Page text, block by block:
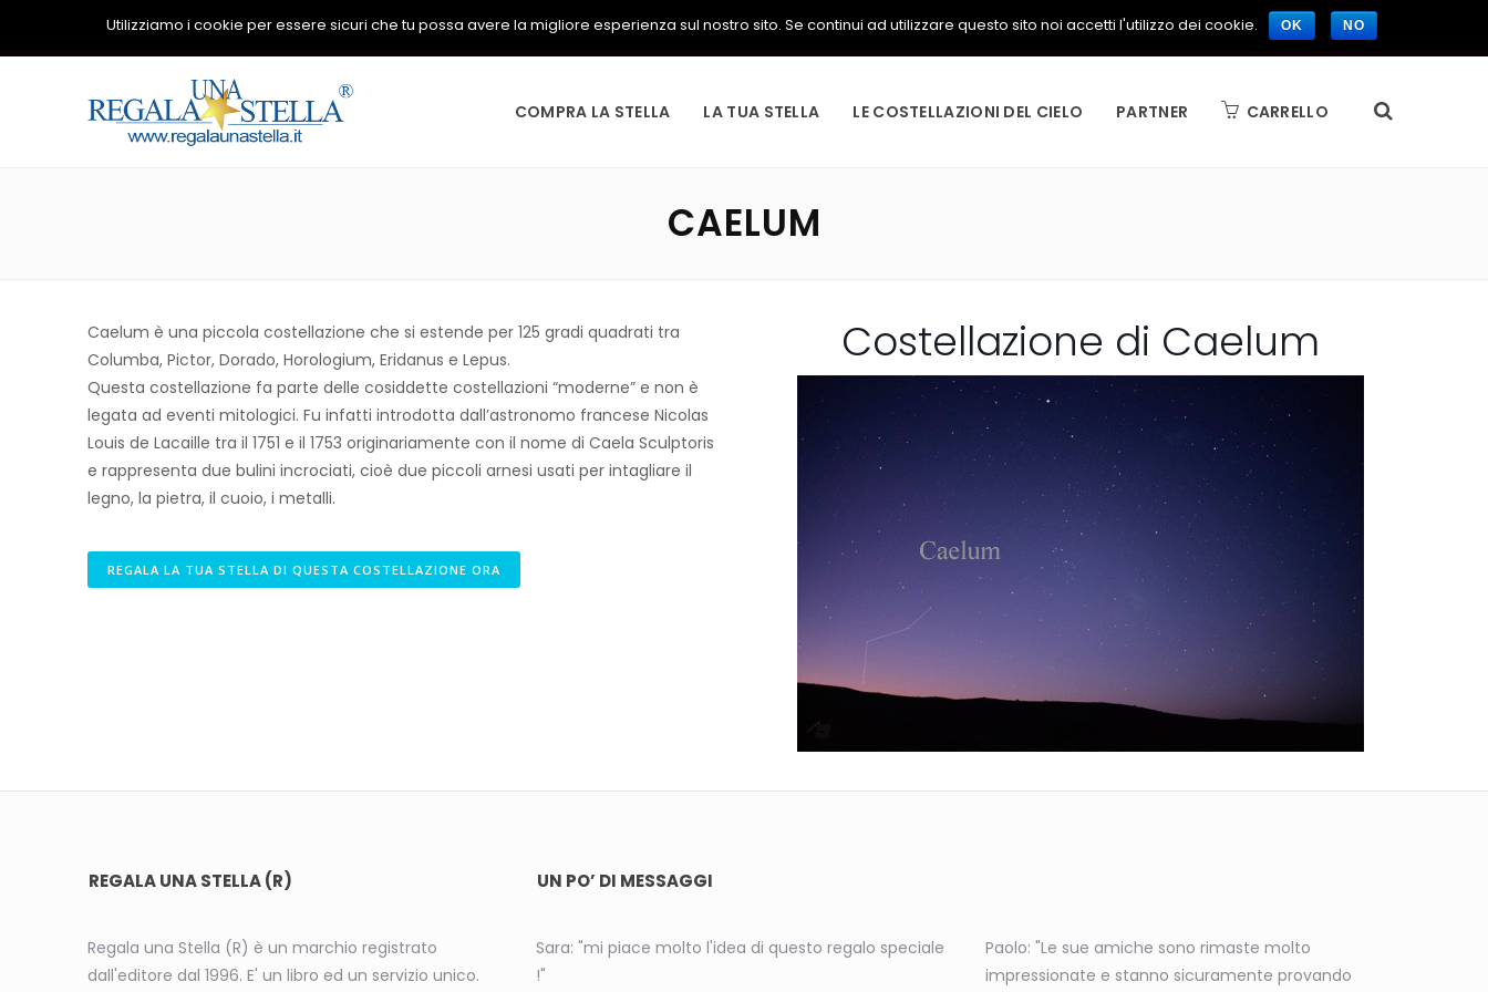
COMPRA LA STELLA LA TUA STELLA LE COSTELLAZIONI DEL CIELO PARTNER CARRELLO
CAELUM
Caelum è una piccola costellazione che si estende per 125 gradi quadrati tra
Columba, Pictor, Dorado, Horologium, Eridanus e Lepus.
Questa costellazione fa parte delle cosiddette costellazioni “moderne” e non è
legata ad eventi mitologici. Fu infatti introdotta dall’astronomo francese Nicolas
Louis de Lacaille tra il 1751 e il 1753 originariamente con il nome di Caela Sculptoris
e rappresenta due bulini incrociati, cioè due piccoli arnesi usati per intagliare il
legno, la pietra, il cuoio, i metalli.
REGALA LA TUA STELLA DI QUESTA COSTELLAZIONE ORA
Costellazione di Caelum
REGALA UNA STELLA (R)
Regala una Stella (R) è un marchio registrato
dall'editore dal 1996. E' un libro ed un servizio unico.
UN PO’ DI MESSAGGI
Sara: "mi piace molto l'idea di questo regalo speciale
!"
Paolo: "Le sue amiche sono rimaste molto
impressionate e stanno sicuramente provando
Utilizziamo i cookie per essere sicuri che tu possa avere la migliore esperienza sul nostro sito. Se continui ad utilizzare questo sito noi accetti l'utilizzo dei cookie. OK NO